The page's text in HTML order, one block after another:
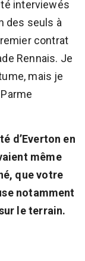
interviewés
des seuls à
contrat
Rennais. Je
mais je
d’Everton en
même
que votre
notamment
le terrain.